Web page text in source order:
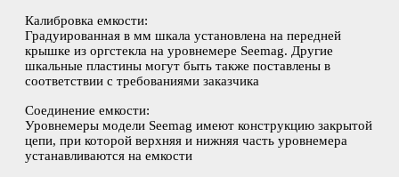
Калибровка емкости:
Градуированная в мм шкала установлена на передней
крышке из оргстекла на уровнемере Seemag. Другие
шкальные пластины могут быть также поставлены в
соответствии с требованиями заказчика
Соединение емкости:
Уровнемеры модели Seemag имеют конструкцию закрытой
цепи, при которой верхняя и нижняя часть уровнемера
устанавливаются на емкости